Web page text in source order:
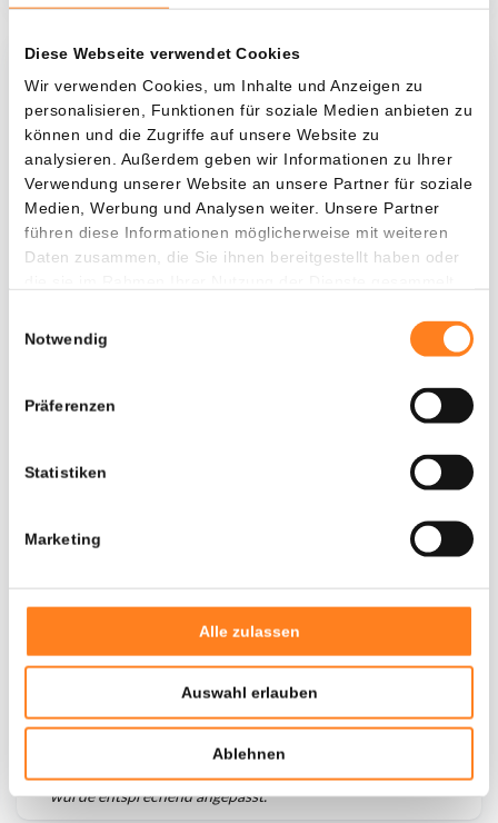
Diese Webseite verwendet Cookies
Wir verwenden Cookies, um Inhalte und Anzeigen zu
personalisieren, Funktionen für soziale Medien anbieten zu
können und die Zugriffe auf unsere Website zu
analysieren. Außerdem geben wir Informationen zu Ihrer
Verwendung unserer Website an unsere Partner für soziale
Medien, Werbung und Analysen weiter. Unsere Partner
führen diese Informationen möglicherweise mit weiteren
Daten zusammen, die Sie ihnen bereitgestellt haben oder
Notwendig
Präferenzen
Statistiken
Marketing
Alle zulassen
Auswahl erlauben
Ablehnen
Was, wenn ich...?
Zie hoeveel waarde je vandaag zou hebben als
je dollar-cost averaging had toegepast op
verschillende cryptocurrencies.
Hätte investiert In
$
- 0,00%
haben wir historische Daten seit
wurde entsprechend angepasst.